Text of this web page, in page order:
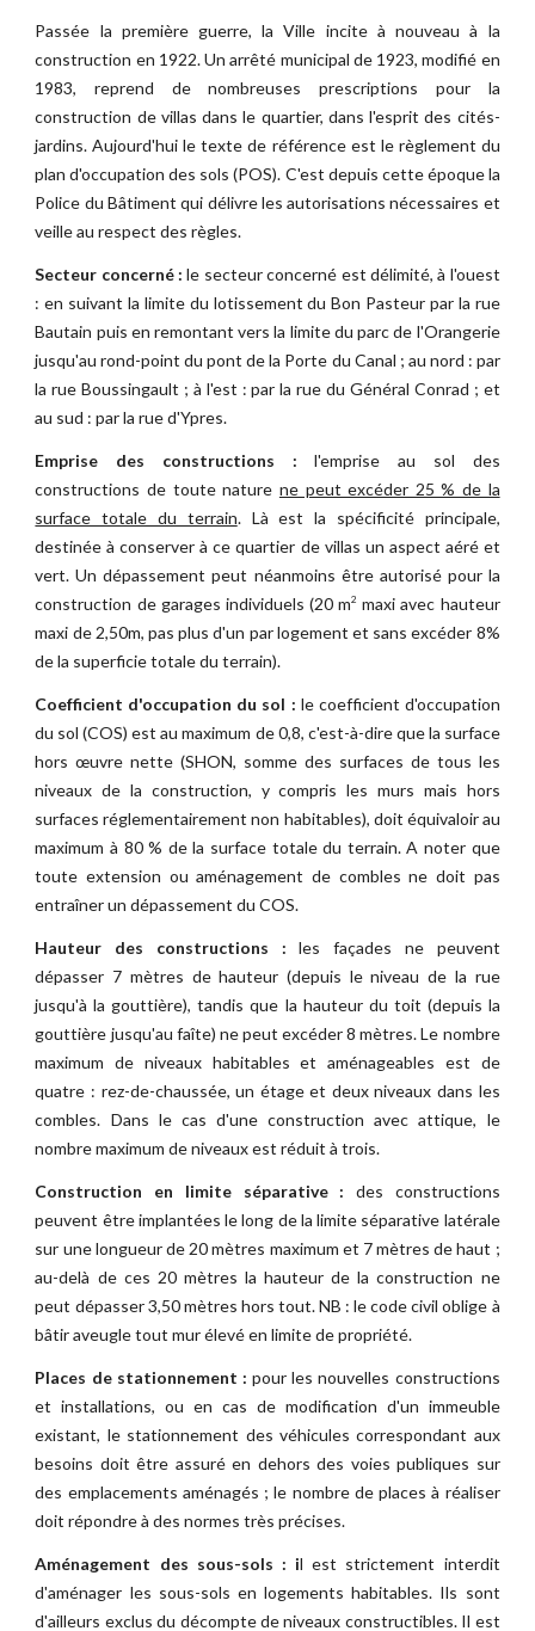
Passée la première guerre, la Ville incite à nouveau à la
construction en 1922. Un arrêté municipal de 1923, modifié en
1983, reprend de nombreuses prescriptions pour la
construction de villas dans le quartier, dans l'esprit des cités-
jardins. Aujourd'hui le texte de référence est le règlement du
plan d'occupation des sols (POS). C'est depuis cette époque la
Police du Bâtiment qui délivre les autorisations nécessaires et
veille au respect des règles.
Secteur concerné :le secteur concerné est délimité, à l'ouest
: en suivant la limite du lotissement du Bon Pasteur par la rue
Bautain puis en remontant vers la limite du parc de l'Orangerie
jusqu'au rond-point du pont de la Porte du Canal ; au nord : par
la rue Boussingault ; à l'est : par la rue du Général Conrad ; et
au sud : par la rue d'Ypres.
Emprise des constructions :l'emprise au sol des
constructions de toute nature ne peut excéder 25 % de la
surface totale du terrain. Là est la spécificité principale,
destinée à conserver à ce quartier de villas un aspect aéré et
vert. Un dépassement peut néanmoins être autorisé pour la
construction de garages individuels (20 m2 maxi avec hauteur
maxi de 2,50m, pas plus d'un par logement et sans excéder 8%
de la superficie totale du terrain).
Coefficient d'occupation du sol : le coefficient d'occupation
du sol (COS) est au maximum de 0,8, c'est-à-dire que la surface
hors œuvre nette (SHON, somme des surfaces de tous les
niveaux de la construction, y compris les murs mais hors
surfaces réglementairement non habitables), doit équivaloir au
maximum à 80 % de la surface totale du terrain. A noter que
toute extension ou aménagement de combles ne doit pas
entraîner un dépassement du COS.
Hauteur des constructions :les façades ne peuvent
dépasser 7 mètres de hauteur (depuis le niveau de la rue
jusqu'à la gouttière), tandis que la hauteur du toit (depuis la
gouttière jusqu'au faîte) ne peut excéder 8 mètres. Le nombre
maximum de niveaux habitables et aménageables est de
quatre : rez-de-chaussée, un étage et deux niveaux dans les
combles. Dans le cas d'une construction avec attique, le
nombre maximum de niveaux est réduit à trois.
Construction en limite séparative : des constructions
peuvent être implantées le long de la limite séparative latérale
sur une longueur de 20 mètres maximum et 7 mètres de haut ;
au-delà de ces 20 mètres la hauteur de la construction ne
peut dépasser 3,50 mètres hors tout. NB : le code civil oblige à
bâtir aveugle tout mur élevé en limite de propriété.
Places de stationnement :pour les nouvelles constructions
et installations, ou en cas de modification d'un immeuble
existant, le stationnement des véhicules correspondant aux
besoins doit être assuré en dehors des voies publiques sur
des emplacements aménagés ; le nombre de places à réaliser
doit répondre à des normes très précises.
Aménagement des sous-sols : il est strictement interdit
d'aménager les sous-sols en logements habitables. Ils sont
d'ailleurs exclus du décompte de niveaux constructibles. Il est